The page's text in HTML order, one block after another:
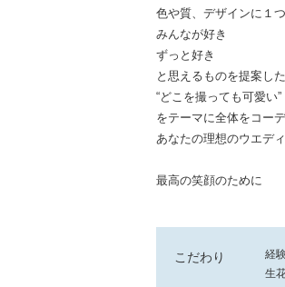
色や質、デザインに１
みんなが好き
ずっと好き
と思えるものを提案し
“どこを撮っても可愛い”
をテーマに全体をコー
あなたの理想のウエデ
最高の笑顔のために
こだわり
経
生